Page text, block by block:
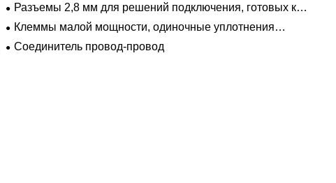
Разъемы 2,8 мм для решений подключения, готовых к
напряжению 48 В
Клеммы малой мощности, одиночные уплотнения
проводов 1,2 мм-2,8 мм
Соединитель провод-провод